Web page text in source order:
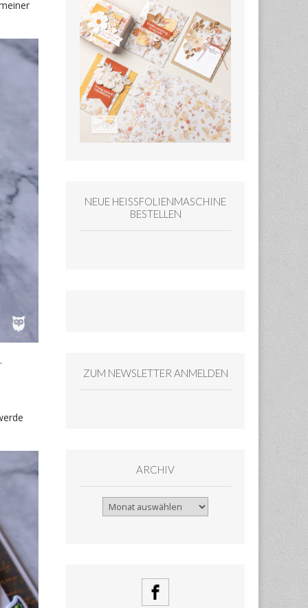
NEUE HEISSFOLIENMASCHINE
BESTELLEN
ZUM NEWSLETTER ANMELDEN
ARCHIV
Archiv